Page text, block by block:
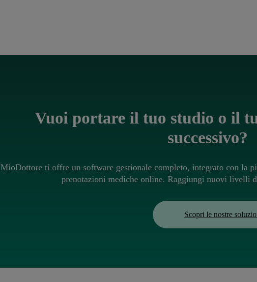
Vuoi portare il tuo studio o il
successivo?
MioDottore ti offre un software gestionale completo, integrato con la
prenotazioni mediche online. Raggiungi nuovi livelli
Scopri le nostre